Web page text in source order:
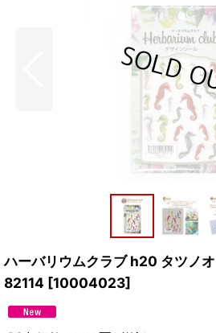
ハーバリウムクラブ h20 タツノ
82114 [10004023]